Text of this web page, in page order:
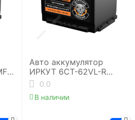
Авто аккумулятор
ИРКУТ 6CT-62VL-R
(SMF-L2EU)
0.0
В наличии